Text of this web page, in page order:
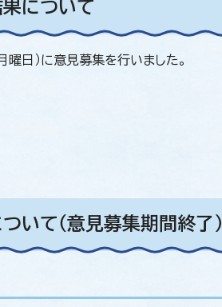
果について
日）に意見募集を行いました。
いて（意見募集期間終了）